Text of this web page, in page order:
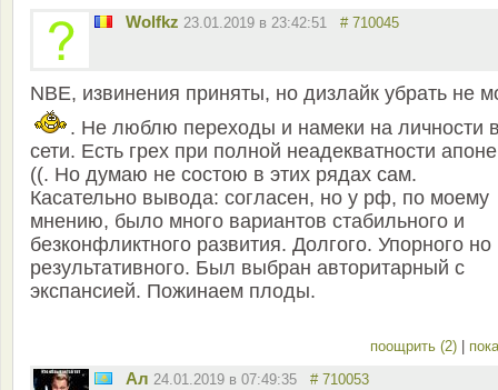
Wolfkz 23.01.2019 в 23:42:51 # 710045
NBE, извинения приняты, но дизлайк убрать не
. Не люблю переходы и намеки на личности
сети. Есть грех при полной неадекватности
((. Но думаю не состою в этих рядах сам.
Касательно вывода: согласен, но у рф, по моему
мнению, было много вариантов стабильного и
безконфликтного развития. Долгого. Упорного но
результативного. Был выбран авторитарный с
экспансией. Пожинаем плоды.
поощрить (2)
Ал 24.01.2019 в 07:49:35 # 710053